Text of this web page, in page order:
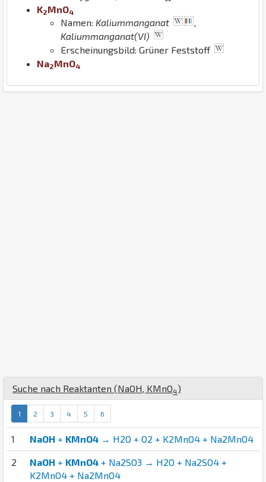
K2MnO4
Namen: Kaliummanganat
,
Kaliummanganat(VI)
Erscheinungsbild: Grüner Feststoff
Na2MnO4
Suche nach Reaktanten (NaOH, KMnO4)
1 2 3 4 5 6
1 NaOH + KMnO4 → H2O + O2 + K2MnO4 + Na2MnO4
2 NaOH + KMnO4 + Na2SO3 → H2O + Na2SO4 +
K2MnO4 + Na2MnO4